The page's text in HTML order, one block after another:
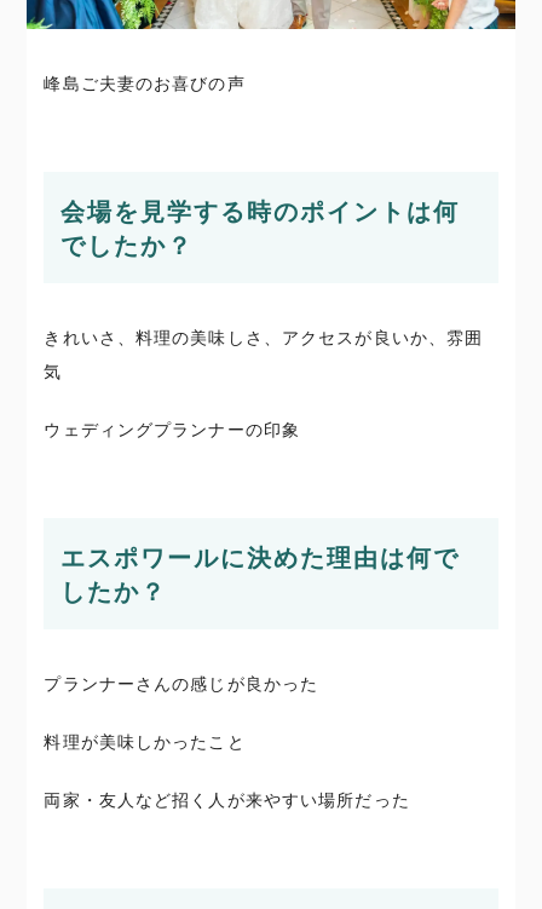
峰島ご夫妻のお喜びの声
会場を見学する時のポイントは何
でしたか？
きれいさ、料理の美味しさ、アクセスが良いか、雰囲
気
ウェディングプランナーの印象
エスポワールに決めた理由は何で
したか？
プランナーさんの感じが良かった
料理が美味しかったこと
両家・友人など招く人が来やすい場所だった